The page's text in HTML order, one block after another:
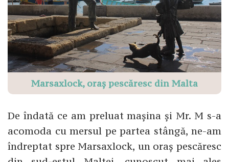
Marsaxlock, oraș pescăresc din Malta
De îndată ce am preluat mașina și Mr. M s-a
acomoda cu mersul pe partea stângă, ne-am
îndreptat spre Marsaxlock, un oraș pescăresc